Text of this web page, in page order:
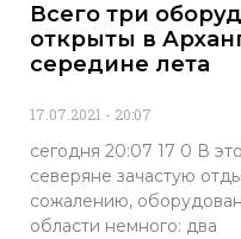
Всего три
открыты в
середине лета
17.07.2021 20:07
сегодня 20:07 17 0 В
северяне зачастую
сожалению,
области немного: два